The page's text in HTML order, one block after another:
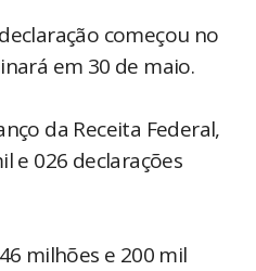
começou no
em 30 de maio.
da Receita Federal,
e 026 declarações
milhões e 200 mil